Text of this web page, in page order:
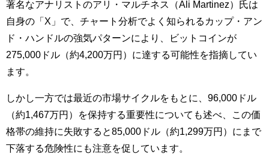
著名なアナリストのアリ・マルチネス（Ali Martinez）氏は
自身の「X」で、チャート分析でよく知られるカップ・アン
ド・ハンドルの強気パターンにより、ビットコインが
275,000ドル（約4,200万円）に達する可能性を指摘してい
ます。
しかし一方では最近の市場サイクルをもとに、96,000ドル
（約1,467万円）を保持する重要性についても述べ、この価
格帯の維持に失敗すると85,000ドル（約1,299万円）にまで
下落する危険性にも注意を促しています。